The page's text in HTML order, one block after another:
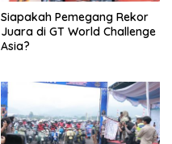
Siapakah Pemegang Rekor
Juara di GT World Challenge
Asia?